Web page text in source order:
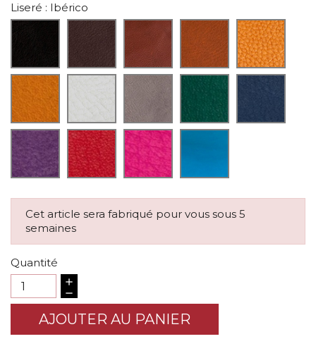
Liseré : Ibérico
Cet article sera fabriqué pour vous sous 5
semaines
Quantité
AJOUTER AU PANIER